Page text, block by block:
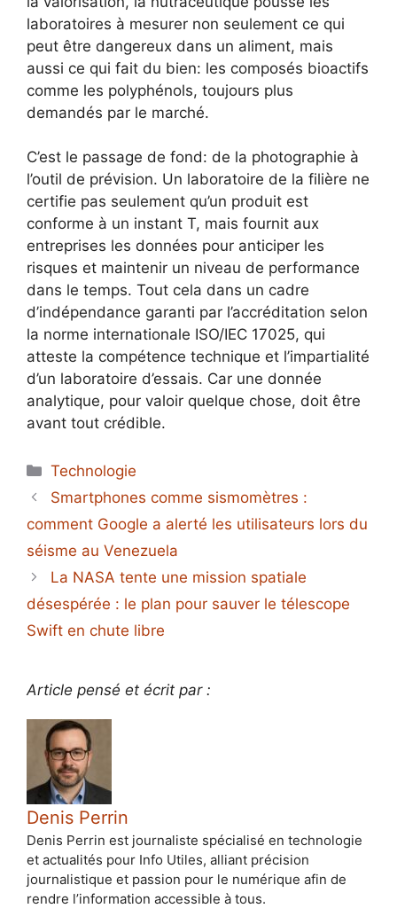
laboratoires à mesurer non seulement ce qui
peut être dangereux dans un aliment, mais
aussi ce qui fait du bien: les composés bioactifs
comme les polyphénols, toujours plus
demandés par le marché.
C’est le passage de fond: de la photographie à
l’outil de prévision. Un laboratoire de la filière ne
certifie pas seulement qu’un produit est
conforme à un instant T, mais fournit aux
entreprises les données pour anticiper les
risques et maintenir un niveau de performance
dans le temps. Tout cela dans un cadre
d’indépendance garanti par l’accréditation selon
la norme internationale ISO/IEC 17025, qui
atteste la compétence technique et l’impartialité
d’un laboratoire d’essais. Car une donnée
analytique, pour valoir quelque chose, doit être
avant tout crédible.
Catégories
Technologie
Smartphones comme sismomètres :
comment Google a alerté les utilisateurs lors du
séisme au Venezuela
La NASA tente une mission spatiale
désespérée : le plan pour sauver le télescope
Swift en chute libre
Article pensé et écrit par :
Denis Perrin
Denis Perrin est journaliste spécialisé en technologie
et actualités pour Info Utiles, alliant précision
journalistique et passion pour le numérique afin de
rendre l’information accessible à tous.